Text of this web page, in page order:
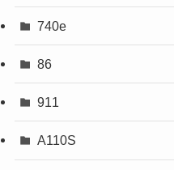
740e
86
911
A110S